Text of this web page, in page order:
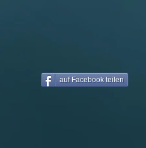
auf Facebook teilen